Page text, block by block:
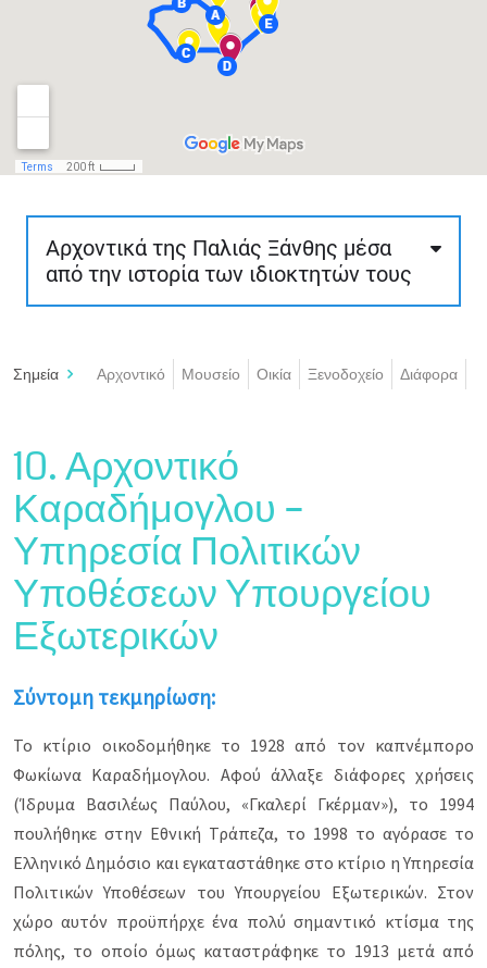
Αρχοντικά της Παλιάς Ξάνθης μέσα
από την ιστορία των ιδιοκτητών τους
λεπτών περίπου και μέτριας δυσκολίας. Ο
επισκέπτης θα περιδιαβεί τα πλούσια
νεοκλασικισμού και του εκλεκτικισμού και
λιγότερα σύμφωνα με την παραδοσιακή
αρχιτεκτονική. Πρόκειται για αρχοντικά που
ξεχωρίζουν για το αρχιτεκτονικό στυλ τους,
την έντονη διακοσμητική τους διάθεση, την
έμπνευση και την επιβλητικότητά τους μέσα
στο αστικό τοπίο.
Ο επισκέπτης με τη διαδρομή αυτή θα έχει τη
δυνατότητα να μάθει, μέσα από τα κτίρια, την
είχαν στα τεκταινόμενα της οικονομικής,
κοινωνικής και πολιτικής ζωής της πόλης.
Ξεχωρίζουν οι πλούσιες οικογένειες των
καπνεμπόρων (π.χ. Κουγιουμτζόγλου, Στάλιος,
Λαδάς, Σιγάλας, Καραδήμογλου, Ντανιέλ,
Χρηστίδης, Μωυσής, Βαληξόγλου), άλλες
πλούσιες οικογένειες που
δραστηριοποιήθηκαν εμπορικά στα είδη
κιγκαλερίας (μεταλλικά μικροαντικείμενα) και
τα υαλικά (π.χ. Μεταξάς), ή στα υφάσματα (π.χ.
Χασιρτζόγλου), ή άσκησαν τα επαγγέλματα του
συμβολαιογράφου-ασφαλιστή (π.χ. Μπλάτσιος)
και του γιατρού (π.χ. Καραμπέτσης).
Σημεία Αρχοντικό Μουσείο Οικία Ξενοδοχείο Διάφορα
10. Αρχοντικό
Καραδήμογλου –
Υπηρεσία Πολιτικών
Υποθέσεων Υπουργείου
Εξωτερικών
Σύντομη τεκμηρίωση:
Το κτίριο οικοδομήθηκε το 1928 από τον καπνέμπορο
Φωκίωνα Καραδήμογλου. Αφού άλλαξε διάφορες χρήσεις
(Ίδρυμα Βασιλέως Παύλου, «Γκαλερί Γκέρμαν»), το 1994
πουλήθηκε στην Εθνική Τράπεζα, το 1998 το αγόρασε το
Ελληνικό Δημόσιο και εγκαταστάθηκε στο κτίριο η Υπηρεσία
Πολιτικών Υποθέσεων του Υπουργείου Εξωτερικών. Στον
χώρο αυτόν προϋπήρχε ένα πολύ σημαντικό κτίσμα της
πόλης, το οποίο όμως καταστράφηκε το 1913 μετά από